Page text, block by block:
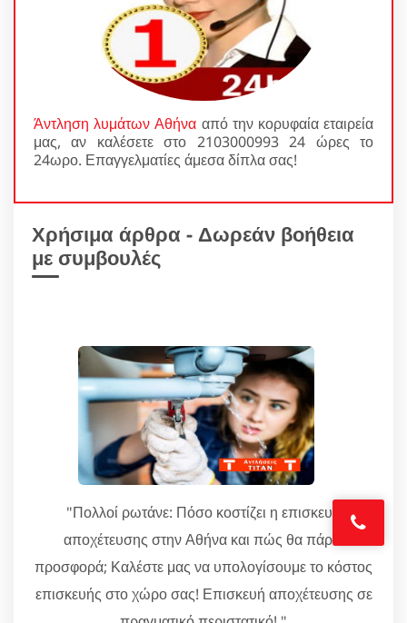
Άντληση λυμάτων Αθήνα από την κορυφαία εταιρεία
μας, αν καλέσετε στο 2103000993 24 ώρες το
24ωρο. Επαγγελματίες άμεσα δίπλα σας!
Χρήσιμα άρθρα - Δωρεάν βοήθεια
με συμβουλές
"Πολλοί ρωτάνε: Πόσο κοστίζει η επισκευή
αποχέτευσης στην Αθήνα και πώς θα πάρω
προσφορά; Καλέστε μας να υπολογίσουμε το κόστος
επισκευής στο χώρο σας! Επισκευή αποχέτευσης σε